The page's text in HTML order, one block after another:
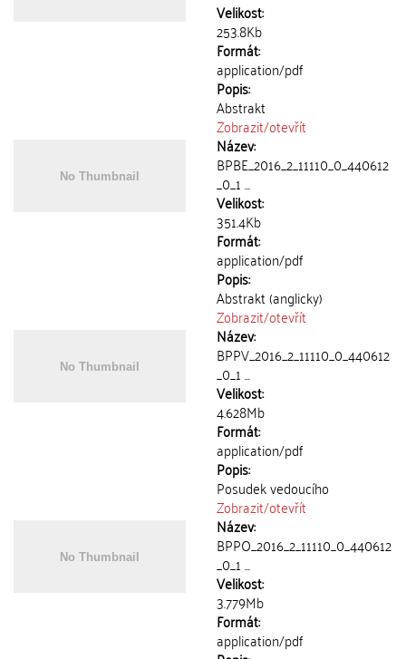
Velikost:
253.8Kb
Formát:
application/pdf
Popis:
Abstrakt
Zobrazit/otevřít
Název:
BPBE_2016_2_11110_0_440612
_0_1 ...
Velikost:
351.4Kb
Formát:
application/pdf
Popis:
Abstrakt (anglicky)
Zobrazit/otevřít
Název:
BPPV_2016_2_11110_0_440612
_0_1 ...
Velikost:
4.628Mb
Formát:
application/pdf
Popis:
Posudek vedoucího
Zobrazit/otevřít
Název:
BPPO_2016_2_11110_0_440612
_0_1 ...
Velikost:
3.779Mb
Formát:
application/pdf